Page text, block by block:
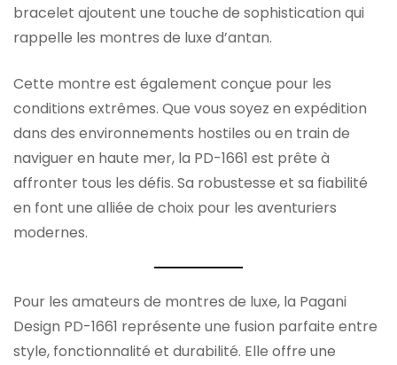
bracelet ajoutent une touche de sophistication qui
rappelle les montres de luxe d’antan.
Cette montre est également conçue pour les
conditions extrêmes. Que vous soyez en expédition
dans des environnements hostiles ou en train de
naviguer en haute mer, la PD-1661 est prête à
affronter tous les défis. Sa robustesse et sa fiabilité
en font une alliée de choix pour les aventuriers
modernes.
Pour les amateurs de montres de luxe, la Pagani
Design PD-1661 représente une fusion parfaite entre
style, fonctionnalité et durabilité. Elle offre une